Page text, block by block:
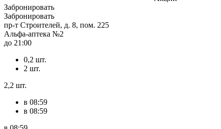
Забронировать
Забронировать
пр-т Строителей, д. 8, пом. 225
Альфа-аптека №2
до 21:00
0,2 шт.
2 шт.
2,2 шт.
в 08:59
в 08:59